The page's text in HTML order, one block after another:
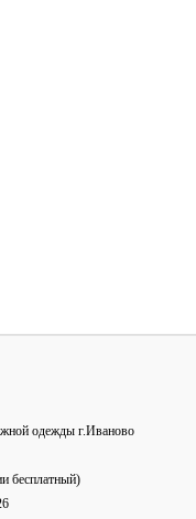
одежды г.Иваново
бесплатный)